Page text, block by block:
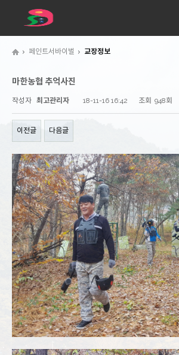
페인트서바이벌 교장정보
마한농협 추억사진
작성자 최고관리자 18-11-16 16:42 조회 948회
이전글 다음글